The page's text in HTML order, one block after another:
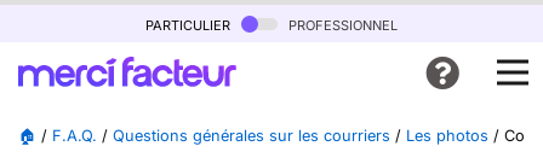
particulier professionnel
🏠 / F.A.Q. / Questions générales sur les courriers / Les photos /